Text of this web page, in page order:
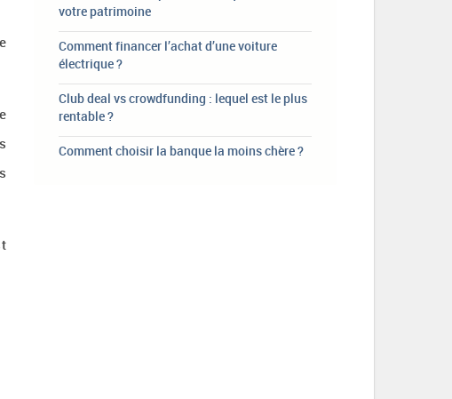
votre patrimoine
Comment financer l’achat d’une voiture
électrique ?
Club deal vs crowdfunding : lequel est le plus
rentable ?
Comment choisir la banque la moins chère ?